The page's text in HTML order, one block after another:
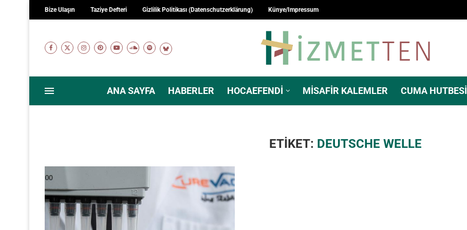
Bize Ulaşın Taziye Defteri Gizlilik Politikası (Datenschutzerklärung) Künye/Impressum
ANA SAYFA HABERLER HOCAEFENDI MISAFIR KALEMLER CUMA HUTBESI
ETIKET: DEUTSCHE WELLE